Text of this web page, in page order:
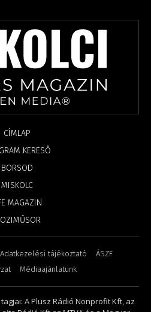
CÍMLAP
KERESŐ
BORSOD
MISKOLC
MAGAZIN
Adatkezelési tájékoztató
ÁSZF
Médiaajánlatunk
A Plusz Rádió Nonprofit Kft, az